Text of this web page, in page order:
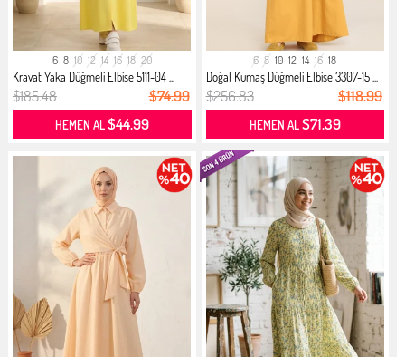
6 8 10 12 14 16 18 20
Kravat Yaka Düğmeli Elbise 5111-04 ...
$185.48 $74.99
HEMEN AL$44.99
6 8 10 12 14 16 18
Doğal Kumaş Düğmeli Elbise 3307-15 ...
$256.83 $118.99
HEMEN AL$71.39